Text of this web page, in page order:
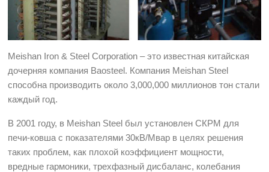
Meishan Iron & Steel Corporation – это известная китайская
дочерняя компания Baosteel. Компания Meishan Steel
способна производить около 3,000,000 миллионов тон стали
каждый год.
В 2001 году, в Meishan Steel был установлен СКРМ для
печи-ковша с показателями 30кВ/Мвар в целях решения
таких проблем, как плохой коэффициент мощности,
вредные гармоники, трехфазный дисбаланс, колебания